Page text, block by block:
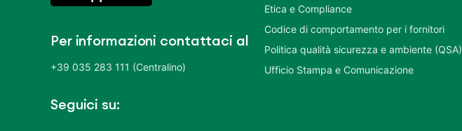
Per informazioni contattaci al
+39 035 283 111 (Centralino)
Seguici su:
Etica e Compliance
Codice di comportamento per i fornitori
Politica qualità sicurezza e ambiente (QSA)
Ufficio Stampa e Comunicazione